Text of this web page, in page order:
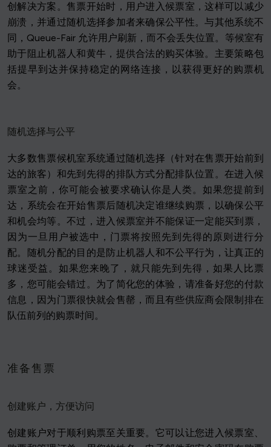
创解决方案。售票开始时，用户进入候票室，这样可以减少
崩溃，并通过随机选择参加者来确保公平性。与其他系统不
同，Queue-Fair 允许用户刷新，而不会丢失位置。等候室有
助于阻止机器人和黄牛，提供合法的购买体验。主要策略包
括提早到达并保持稳定的网络连接，以获得更好的购票机
会。
随机选择与公平
大多数售票候机室系统通过随机选择（针对在售票开始前到
达的旅客）和先到先得的排队方式分配排队位置。在进入候
票室之前，你可能会被要求确认你是人类。如果您提前到
达，系统会在开始售票后随机决定谁继续购票，以确保公平
和机会均等。不过，进入候票室并不能保证一定能买到票，
因为一旦用户被选中，门票将按照先到先得的原则进行分
配。随机分配的目的是防止机器人和不公平行为，让真正的
球迷受益。如果您来晚了，就只能先到先得，如果人比票
多，您可能会错过。为了简化您的体验，请准备好您的付款
信息，因为门票很快就会售罄，而且有些供应商会限制排在
队伍前列的购票时间。
准备售票
创建账户，方便访问
创建账户对于顺利购票至关重要。它可以让您进入候票室、